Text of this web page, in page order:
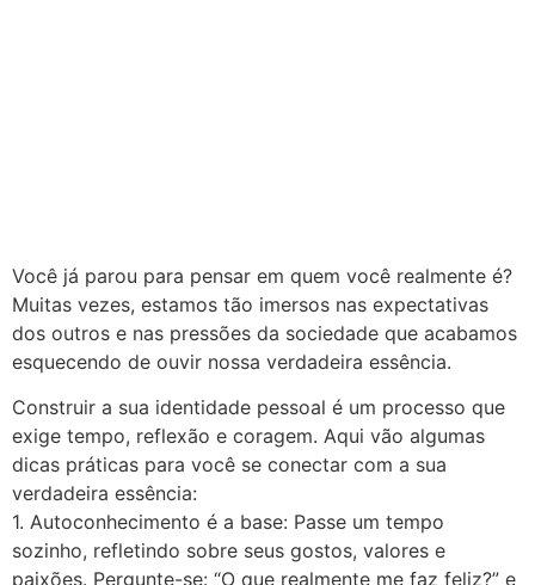
Você já parou para pensar em quem você realmente é?
Muitas vezes, estamos tão imersos nas expectativas
dos outros e nas pressões da sociedade que acabamos
esquecendo de ouvir nossa verdadeira essência.
Construir a sua identidade pessoal é um processo que
exige tempo, reflexão e coragem. Aqui vão algumas
dicas práticas para você se conectar com a sua
verdadeira essência:
1. Autoconhecimento é a base: Passe um tempo
sozinho, refletindo sobre seus gostos, valores e
paixões. Pergunte-se: “O que realmente me faz feliz?” e